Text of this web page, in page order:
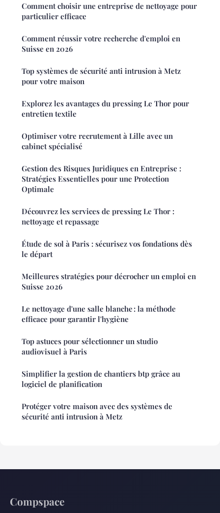
Comment choisir une entreprise de nettoyage pour
particulier efficace
Comment réussir votre recherche d'emploi en
Suisse en 2026
Top systèmes de sécurité anti intrusion à Metz
pour votre maison
Explorez les avantages du pressing Le Thor pour
entretien textile
Optimiser votre recrutement à Lille avec un
cabinet spécialisé
Gestion des Risques Juridiques en Entreprise :
Stratégies Essentielles pour une Protection
Optimale
Découvrez les services de pressing Le Thor :
nettoyage et repassage
Étude de sol à Paris : sécurisez vos fondations dès
le départ
Meilleures stratégies pour décrocher un emploi en
Suisse 2026
Le nettoyage d'une salle blanche : la méthode
efficace pour garantir l'hygiène
Top astuces pour sélectionner un studio
audiovisuel à Paris
Simplifier la gestion de chantiers btp grâce au
logiciel de planification
Protéger votre maison avec des systèmes de
sécurité anti intrusion à Metz
Compspace